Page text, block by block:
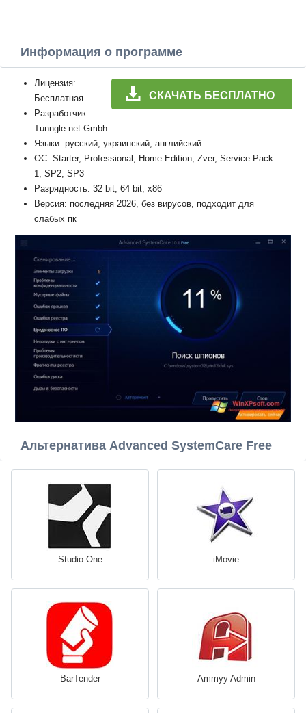
Информация о программе
СКАЧАТЬ БЕСПЛАТНО
Лицензия:
Бесплатная
Разработчик:
Tunngle.net Gmbh
Языки: русский, украинский, английский
ОС: Starter, Professional, Home Edition, Zver, Service Pack
1, SP2, SP3
Разрядность: 32 bit, 64 bit, x86
Версия: последняя 2026, без вирусов, подходит для
слабых пк
Альтернатива Advanced SystemCare Free
Studio One iMovie
BarTender Ammyy Admin